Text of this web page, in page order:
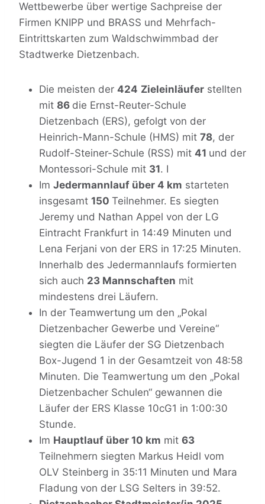
Wettbewerbe über wertige Sachpreise der
Firmen KNIPP und BRASS und Mehrfach-
Eintrittskarten zum Waldschwimmbad der
Stadtwerke Dietzenbach.
Die meisten der 424 Zieleinläufer stellten
mit 86 die Ernst-Reuter-Schule
Dietzenbach (ERS), gefolgt von der
Heinrich-Mann-Schule (HMS) mit 78, der
Rudolf-Steiner-Schule (RSS) mit 41 und der
Montessori-Schule mit 31. I
Im Jedermannlauf über 4 km starteten
insgesamt 150 Teilnehmer. Es siegten
Jeremy und Nathan Appel von der LG
Eintracht Frankfurt in 14:49 Minuten und
Lena Ferjani von der ERS in 17:25 Minuten.
Innerhalb des Jedermannlaufs formierten
sich auch 23 Mannschaften mit
mindestens drei Läufern.
In der Teamwertung um den „Pokal
Dietzenbacher Gewerbe und Vereine“
siegten die Läufer der SG Dietzenbach
Box-Jugend 1 in der Gesamtzeit von 48:58
Minuten. Die Teamwertung um den „Pokal
Dietzenbacher Schulen“ gewannen die
Läufer der ERS Klasse 10cG1 in 1:00:30
Stunde.
Im Hauptlauf über 10 km mit 63
Teilnehmern siegten Markus Heidl vom
OLV Steinberg in 35:11 Minuten und Mara
Fladung von der LSG Selters in 39:52.